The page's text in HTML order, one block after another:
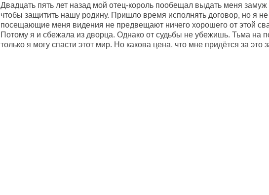
Двадцать пять лет назад мой отец-король пообещал выдать меня замуж
чтобы защитить нашу родину. Пришло время исполнять договор, но я
посещающие меня видения не предвещают ничего хорошего от этой
Потому я и сбежала из дворца. Однако от судьбы не убежишь. Тьма на
только я могу спасти этот мир. Но какова цена, что мне придётся за это